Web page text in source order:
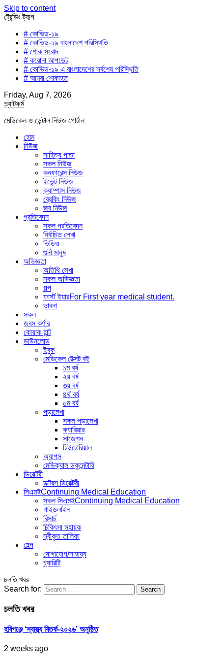
Skip to content
ট্রেন্ডিং ট্যাগ
# কোভিড-১৯
# কোভিড-১৯ বাংলাদেশ পরিস্থিতি
# শোক সংবাদ
# করোনা আপডেট
# কোভিড-১৯ এ বাংলাদেশের সর্বশেষ পরিস্থিতি
# আমরা শোকাহত
Friday, Aug 7, 2026
প্ল্যাটফর্ম
মেডিকেল ও ডেন্টাল নিউজ পোর্টাল
হোম
নিউজ
সাহিত্য পাতা
সকল নিউজ
কনফারেন্স নিউজ
ইভেন্ট নিউজ
ক্যাম্পাস নিউজ
ব্রেকিং নিউজ
জব নিউজ
প্রতিবেদন
সকল প্রতিবেদন
নির্বাচিত লেখা
ভিডিও
গুনী মানুষ
অভিজ্ঞতা
অতিথি লেখা
সকল অভিজ্ঞতা
গল্প
ফার্স্ট ইয়ারFor First year medical student.
ভাবনা
সকল
জবস কর্ণার
কোয়াক হান্ট
ডাউনলোড
ইবুক
মেডিকেল টেক্সট বই
১ম বর্ষ
২য় বর্ষ
৩য় বর্ষ
৪র্থ বর্ষ
৫ম বর্ষ
পড়ালেখা
সকল পড়ালেখা
ক্যারিয়ার
সাজেশন
টিউটোরিয়াল
অ্যাপস
মেডিক্যাল ডকুমেন্টারি
ডিরেক্টরী
ডক্টরস ডিরেক্টরী
সিএমইContinuing Medical Education
সকল সিএমইContinuing Medical Education
গাইডলাইন
রিসার্চ
চিকিৎসা সহায়ক
স্বীকৃত তালিকা
হেল্প
যোগাযোগ/সাহায্য
চ্যারিটি
চলতি খবর
Search for:
চলতি খবর
হবিগঞ্জে ‘স্বাস্থ্য বিতর্ক-২০২৬’ অনুষ্ঠিত
2 weeks ago